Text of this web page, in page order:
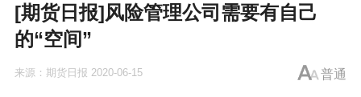
[期货日报]风险管理公司需要有自己
的“空间”
普通
来源： 期货日报 2020-06-15